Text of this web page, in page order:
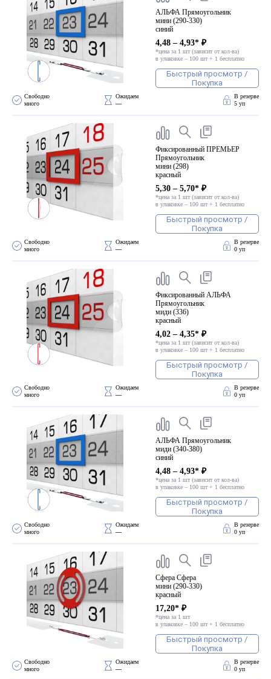
АЛЬФА Прямоугольник
мини (290-330)
синий
4,48 – 4,93* ₽
*цена за 1 шт (зависит от кол-ва)
в упаковке – 100 шт + 1 бесплатно
Быстрый просмотр /
Покупка
Свободно
много
Ожидаем
—
В резерве
5 уп
Фиксированный ПРЕМЬЕР
Прямоугольник
мини (298)
красный
5,30 – 5,70* ₽
*цена за 1 шт (зависит от кол-ва)
в упаковке – 100 шт + 1 бесплатно
Быстрый просмотр /
Покупка
Свободно
много
Ожидаем
—
В резерве
0 уп
Фиксированный АЛЬФА
Прямоугольник
миди (336)
красный
4,02 – 4,35* ₽
*цена за 1 шт (зависит от кол-ва)
в упаковке – 100 шт + 1 бесплатно
Быстрый просмотр /
Покупка
Свободно
много
Ожидаем
—
В резерве
0 уп
АЛЬФА Прямоугольник
миди (340-380)
синий
4,48 – 4,93* ₽
*цена за 1 шт (зависит от кол-ва)
в упаковке – 100 шт + 1 бесплатно
Быстрый просмотр /
Покупка
Свободно
много
Ожидаем
—
В резерве
0 уп
Сфера Сфера
мини (290-330)
красный
17,20* ₽
*цена за 1 шт
в упаковке – 100 шт + 1 бесплатно
Быстрый просмотр /
Покупка
Свободно
много
Ожидаем
—
В резерве
0 уп